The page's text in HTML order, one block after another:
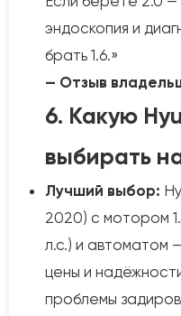
эндоскопия и
брать 1.6.»
— Отзыв
6. Какую
выбирать
Лучший выбор:
2020) с мотором
л.с.) и автоматом
цены и
проблемы